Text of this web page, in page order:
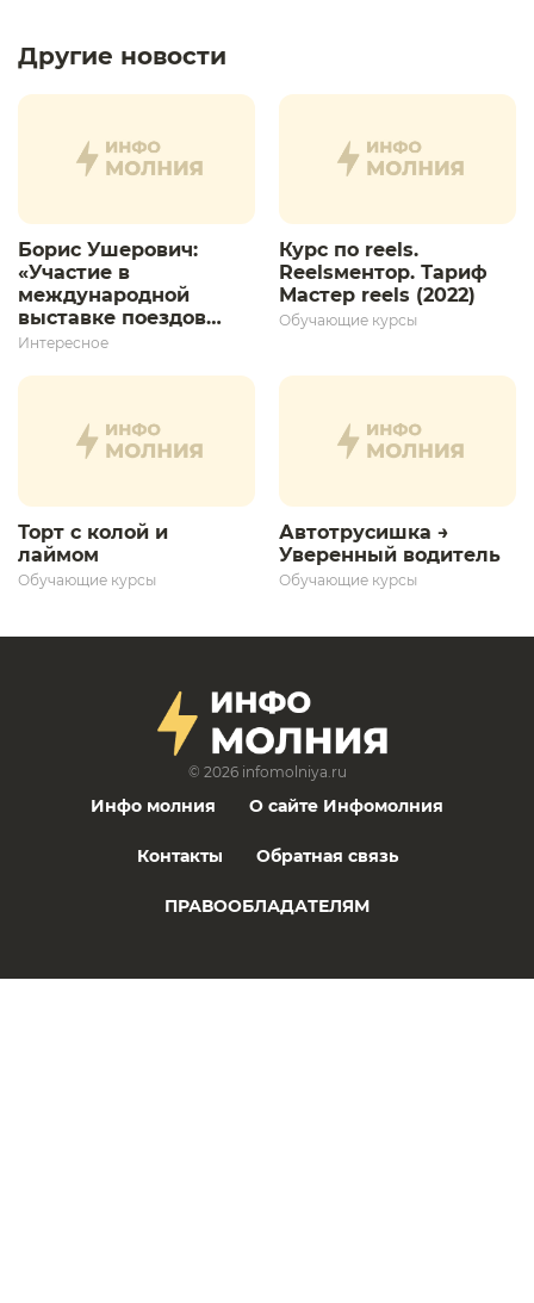
Другие новости
Борис Ушерович:
«Участие в
международной
выставке поездов
дает толчок для
развития»
Интересное
Курс по reels.
Reelsментор. Тариф
Мастер reels (2022)
Обучающие курсы
Торт с колой и
лаймом
Обучающие курсы
Автотрусишка →
Уверенный водитель​
Обучающие курсы
© 2026 infomolniya.ru
Инфо молния О сайте Инфомолния
Контакты Обратная связь
ПРАВООБЛАДАТЕЛЯМ